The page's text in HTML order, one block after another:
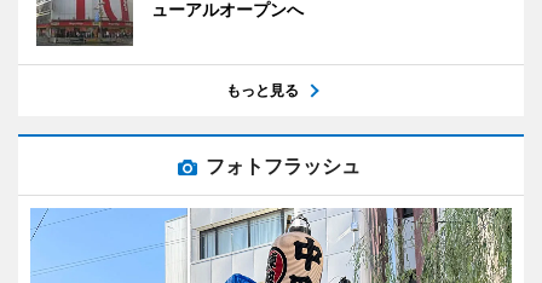
ューアルオープンへ
もっと見る
フォトフラッシュ